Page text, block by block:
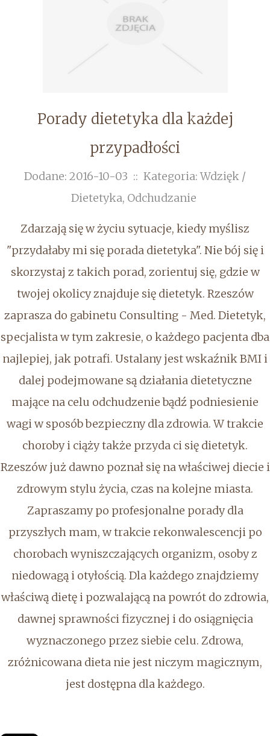
Porady dietetyka dla każdej
przypadłości
Dodane: 2016-10-03 :: Kategoria: Wdzięk /
Dietetyka, Odchudzanie
Zdarzają się w życiu sytuacje, kiedy myślisz
"przydałaby mi się porada dietetyka". Nie bój się i
skorzystaj z takich porad, zorientuj się, gdzie w
twojej okolicy znajduje się dietetyk. Rzeszów
zaprasza do gabinetu Consulting - Med. Dietetyk,
specjalista w tym zakresie, o każdego pacjenta dba
najlepiej, jak potrafi. Ustalany jest wskaźnik BMI i
dalej podejmowane są działania dietetyczne
mające na celu odchudzenie bądź podniesienie
wagi w sposób bezpieczny dla zdrowia. W trakcie
choroby i ciąży także przyda ci się dietetyk.
Rzeszów już dawno poznał się na właściwej diecie i
zdrowym stylu życia, czas na kolejne miasta.
Zapraszamy po profesjonalne porady dla
przyszłych mam, w trakcie rekonwalescencji po
chorobach wyniszczających organizm, osoby z
niedowagą i otyłością. Dla każdego znajdziemy
właściwą dietę i pozwalającą na powrót do zdrowia,
dawnej sprawności fizycznej i do osiągnięcia
wyznaczonego przez siebie celu. Zdrowa,
zróżnicowana dieta nie jest niczym magicznym,
jest dostępna dla każdego.